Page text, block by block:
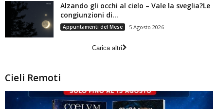
Alzando gli occhi al cielo – Vale la sveglia?Le
congiunzioni di...
Appuntamenti del Mese 5 Agosto 2026
Carica altri
Cieli Remoti